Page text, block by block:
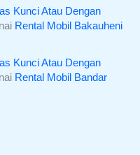
Kunci Atau Dengan
Rental Mobil Bakauheni
Kunci Atau Dengan
Rental Mobil Bandar